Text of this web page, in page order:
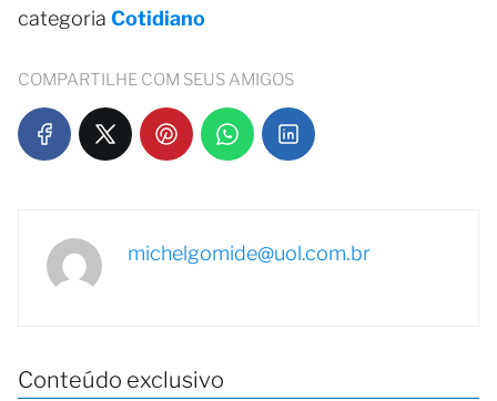
categoria Cotidiano
COMPARTILHE COM SEUS AMIGOS
michelgomide@uol.com.br
Conteúdo exclusivo